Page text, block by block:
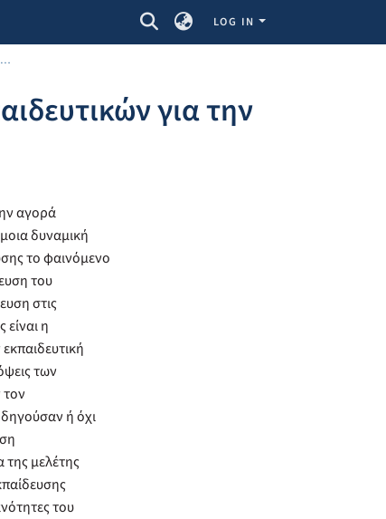
LOG IN
MASTER IN PUBLIC ADMINISTRATION (MPA)
για την
αγορά
δυναμική
το φαινόμενο
του
στις
η
των
τον
ή όχι
μελέτης
του